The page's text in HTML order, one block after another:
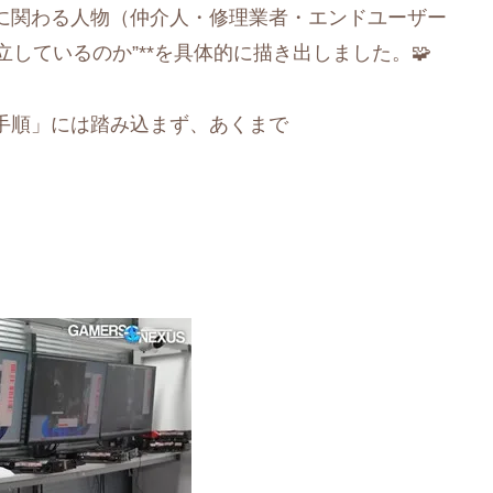
わる人物（仲介人・修理業者・エンドユーザー
ているのか”**を具体的に描き出しました。🧩
順」には踏み込まず、あくまで